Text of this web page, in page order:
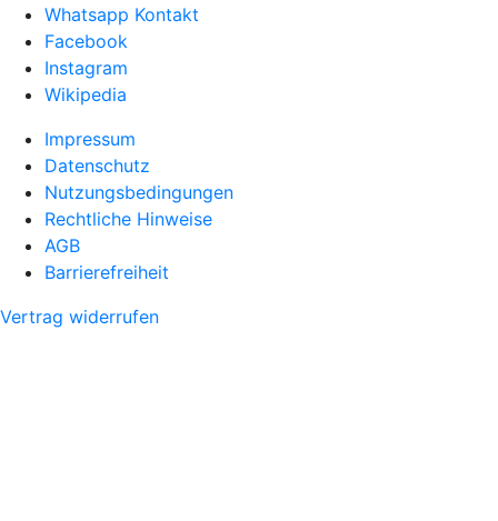
Whatsapp Kontakt
Facebook
Instagram
Wikipedia
Impressum
Datenschutz
Nutzungsbedingungen
Rechtliche Hinweise
AGB
Barrierefreiheit
Vertrag widerrufen